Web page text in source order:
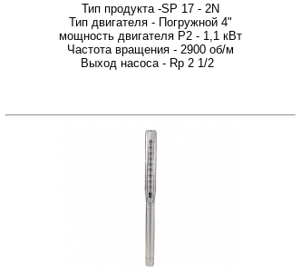
Тип продукта -SP 17 - 2N
Тип двигателя - Погружной 4"
мощность двигателя Р2 - 1,1 кВт
Частота вращения - 2900 об/м
Выход насоса - Rp 2 1/2